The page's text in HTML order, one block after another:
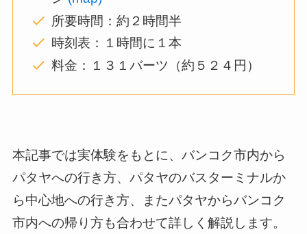
所要時間：約２時間半
時刻表：１時間に１本
料金：１３１バーツ（約５２４円）
本記事では実体験をもとに、バンコク市内から
パタヤへの行き方、パタヤのバスターミナルか
ら中心地への行き方、またパタヤからバンコク
市内への帰り方も合わせて詳しく解説します。